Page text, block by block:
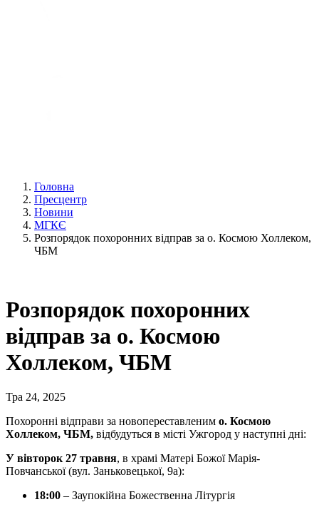
Головна
Пресцентр
Новини
МГКЄ
Розпорядок похоронних відправ за о. Космою Холлеком,
ЧБМ
Розпорядок похоронних
відправ за о. Космою
Холлеком, ЧБМ
Тра 24, 2025
Похоронні відправи за новопереставленим о. Космою
Холлеком, ЧБМ, відбудуться в місті Ужгород у наступні дні:
У вівторок 27 травня, в храмі Матері Божої Марія-
Повчанської (вул. Заньковецької, 9а):
18:00 – Заупокійна Божественна Літургія